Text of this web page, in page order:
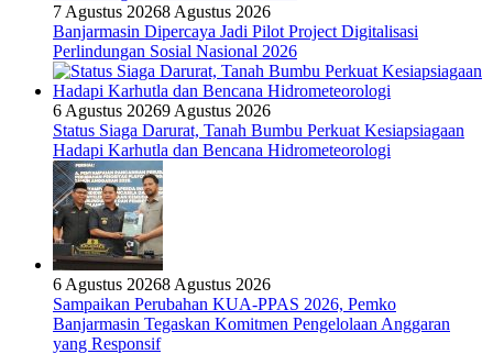
7 Agustus 20268 Agustus 2026
Banjarmasin Dipercaya Jadi Pilot Project Digitalisasi
Perlindungan Sosial Nasional 2026
6 Agustus 20269 Agustus 2026
Status Siaga Darurat, Tanah Bumbu Perkuat Kesiapsiagaan
Hadapi Karhutla dan Bencana Hidrometeorologi
6 Agustus 20268 Agustus 2026
Sampaikan Perubahan KUA-PPAS 2026, Pemko
Banjarmasin Tegaskan Komitmen Pengelolaan Anggaran
yang Responsif